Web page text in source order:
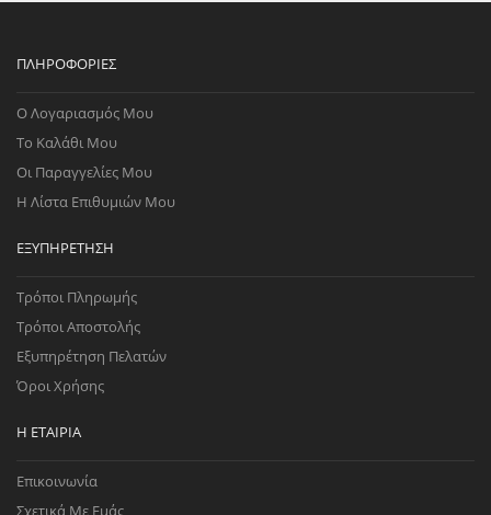
ΠΛΗΡΟΦΟΡΊΕΣ
Ο Λογαριασμός Μου
Το Καλάθι Μου
Οι Παραγγελίες Μου
Η Λίστα Επιθυμιών Μου
ΕΞΥΠΗΡΈΤΗΣΗ
Τρόποι Πληρωμής
Τρόποι Αποστολής
Εξυπηρέτηση Πελατών
Όροι Χρήσης
Η ΕΤΑΙΡΊΑ
Επικοινωνία
Σχετικά Με Εμάς